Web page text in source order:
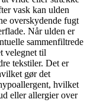
vask kan ulden
overskydende fugt
Når ulden er
sammenfiltrede
velegnet til
tekstiler. Det er
gør det
hvilket
eller allergier over